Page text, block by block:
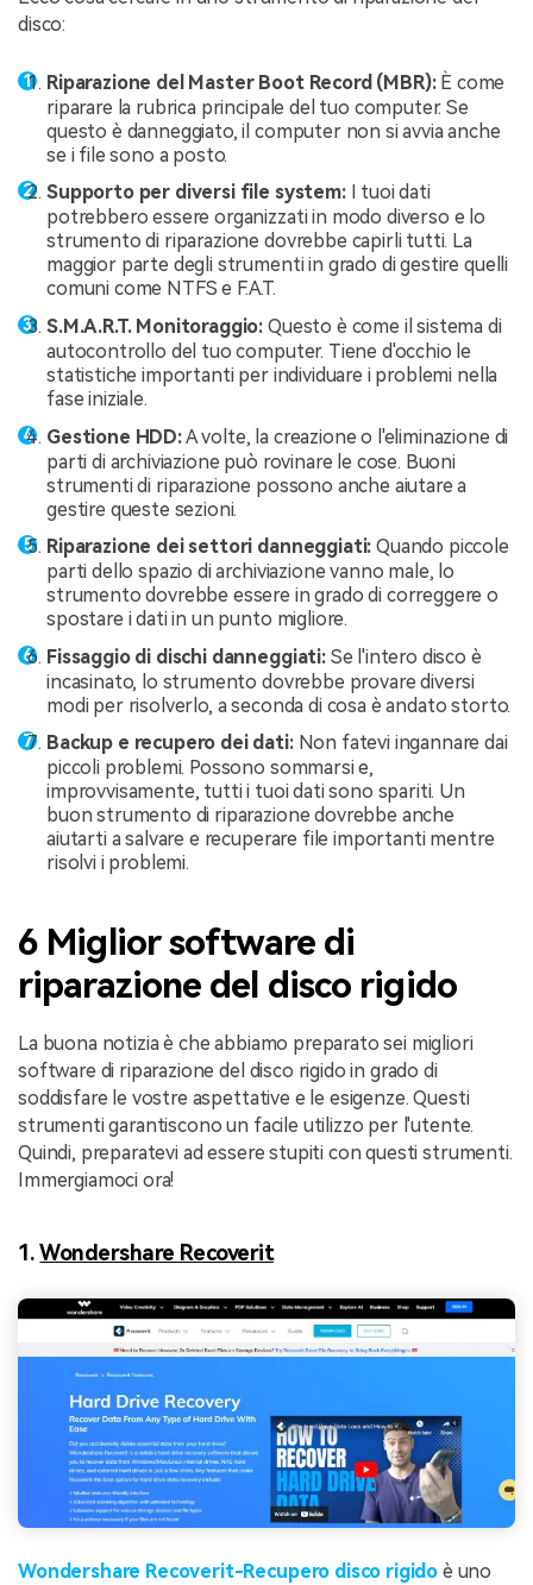
disco:
Riparazione del Master Boot Record (MBR):È come
riparare la rubrica principale del tuo computer. Se
questo è danneggiato, il computer non si avvia anche
se i file sono a posto.
Supporto per diversi file system:I tuoi dati
potrebbero essere organizzati in modo diverso e lo
strumento di riparazione dovrebbe capirli tutti. La
maggior parte degli strumenti in grado di gestire quelli
comuni come NTFS e F.A.T.
S.M.A.R.T. Monitoraggio: Questo è come il sistema di
autocontrollo del tuo computer. Tiene d'occhio le
statistiche importanti per individuare i problemi nella
fase iniziale.
Gestione HDD:A volte, la creazione o l'eliminazione di
parti di archiviazione può rovinare le cose. Buoni
strumenti di riparazione possono anche aiutare a
gestire queste sezioni.
Riparazione dei settori danneggiati: Quando piccole
parti dello spazio di archiviazione vanno male, lo
strumento dovrebbe essere in grado di correggere o
spostare i dati in un punto migliore.
Fissaggio di dischi danneggiati:Se l'intero disco è
incasinato, lo strumento dovrebbe provare diversi
modi per risolverlo, a seconda di cosa è andato storto.
Backup e recupero dei dati:Non fatevi ingannare dai
piccoli problemi. Possono sommarsi e,
improvvisamente, tutti i tuoi dati sono spariti. Un
buon strumento di riparazione dovrebbe anche
aiutarti a salvare e recuperare file importanti mentre
risolvi i problemi.
6 Miglior software di
riparazione del disco rigido
La buona notizia è che abbiamo preparato sei migliori
software di riparazione del disco rigido in grado di
soddisfare le vostre aspettative e le esigenze. Questi
strumenti garantiscono un facile utilizzo per l'utente.
Quindi, preparatevi ad essere stupiti con questi strumenti.
Immergiamoci ora!
1.Wondershare Recoverit
Wondershare Recoverit-Recupero disco rigido è uno